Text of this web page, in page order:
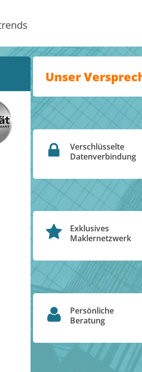
Unser
Verschlüsselte
Datenverbindung
Exklusives
Maklernetzwerk
Persönliche
Beratung